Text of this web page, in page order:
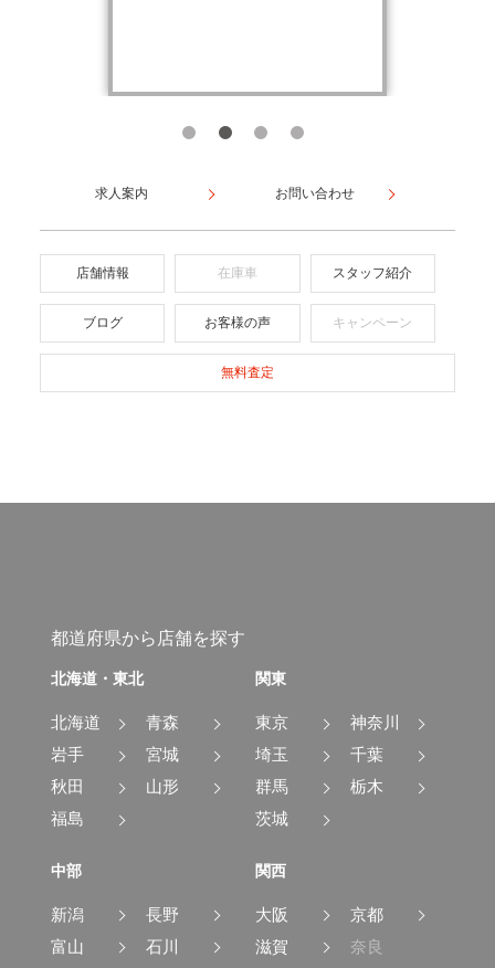
求人案内 お問い合わせ
店舗情報 在庫車 スタッフ紹介
ブログ お客様の声 キャンペーン
無料査定
都道府県から店舗を探す
北海道・東北
北海道
青森
岩手
宮城
秋田
山形
福島
関東
東京
神奈川
埼玉
千葉
群馬
栃木
茨城
中部
新潟
長野
富山
石川
関西
大阪
京都
滋賀
奈良